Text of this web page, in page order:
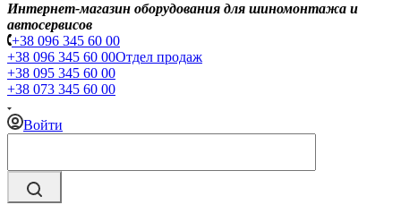
Интернет-магазин оборудования для шиномонтажа и
автосервисов
+38 096 345 60 00
+38 096 345 60 00Отдел продаж
+38 095 345 60 00
+38 073 345 60 00
Войти